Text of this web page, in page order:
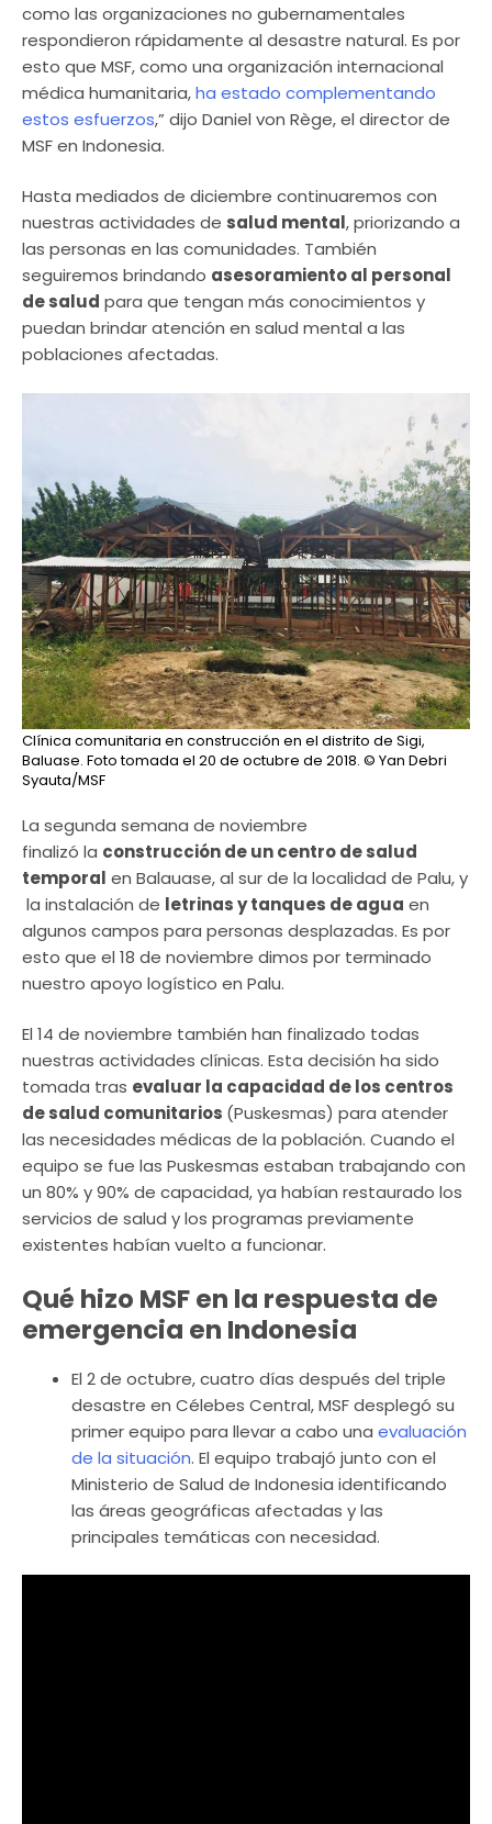
como las organizaciones no gubernamentales
respondieron rápidamente al desastre natural. Es por
esto que MSF, como una organización internacional
médica humanitaria,ha estado complementando
estos esfuerzos,” dijo Daniel von Rège, el director de
MSF en Indonesia.
Hasta mediados de diciembre continuaremos con
nuestras actividades de salud mental, priorizando a
las personas en las comunidades. También
seguiremos brindando asesoramiento al personal
de salud para que tengan más conocimientos y
puedan brindar atención en salud mental a las
poblaciones afectadas.
Clínica comunitaria en construcción en el distrito de Sigi,
Baluase. Foto tomada el 20 de octubre de 2018. © Yan Debri
Syauta/MSF
La segunda semana de noviembre
finalizó la construcción de un centro de salud
temporal en Balauase, al sur de la localidad de Palu, y
la instalación de letrinas y tanques de agua en
algunos campos para personas desplazadas. Es por
esto que el 18 de noviembre dimos por terminado
nuestro apoyo logístico en Palu.
El 14 de noviembre también han finalizado todas
nuestras actividades clínicas. Esta decisión ha sido
tomada tras evaluar la capacidad de los centros
de salud comunitarios (Puskesmas) para atender
las necesidades médicas de la población. Cuando el
equipo se fue las Puskesmas estaban trabajando con
un 80% y 90% de capacidad, ya habían restaurado los
servicios de salud y los programas previamente
existentes habían vuelto a funcionar.
Qué hizo MSF en la respuesta de
emergencia en Indonesia
El 2 de octubre, cuatro días después del triple
desastre en Célebes Central, MSF desplegó su
primer equipo para llevar a cabo una evaluación
de la situación. El equipo trabajó junto con el
Ministerio de Salud de Indonesia identificando
las áreas geográficas afectadas y las
principales temáticas con necesidad.